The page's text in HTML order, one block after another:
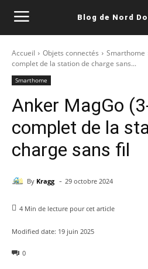
Blog de Nord
Accueil Objets connectés Smarthome
complet de la station de charge sans...
Smarthome
Anker MagGo
complet de la
charge sans fil
By Kragg - 29 octobre 2024
4 Min de lecture pour cet article
Modified date: 19 juin 2025
0